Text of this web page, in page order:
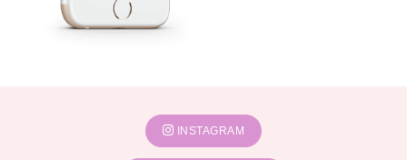
INSTAGRAM